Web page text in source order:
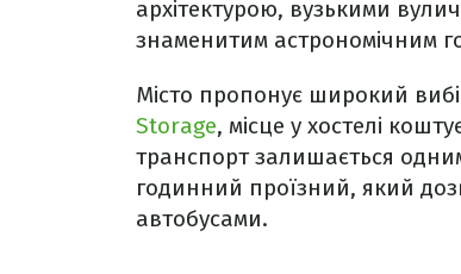
архітектурою, вузькими
знаменитим астрономічним
Місто пропонує широкий
Storage, місце у хостелі
транспорт залишається
годинний проїзний, який
автобусами.